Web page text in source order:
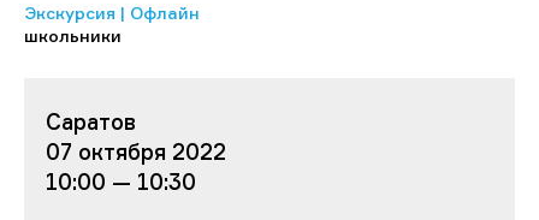
Экскурсия | Офлайн
школьники
Саратов
07 октября 2022
10:00 — 10:30